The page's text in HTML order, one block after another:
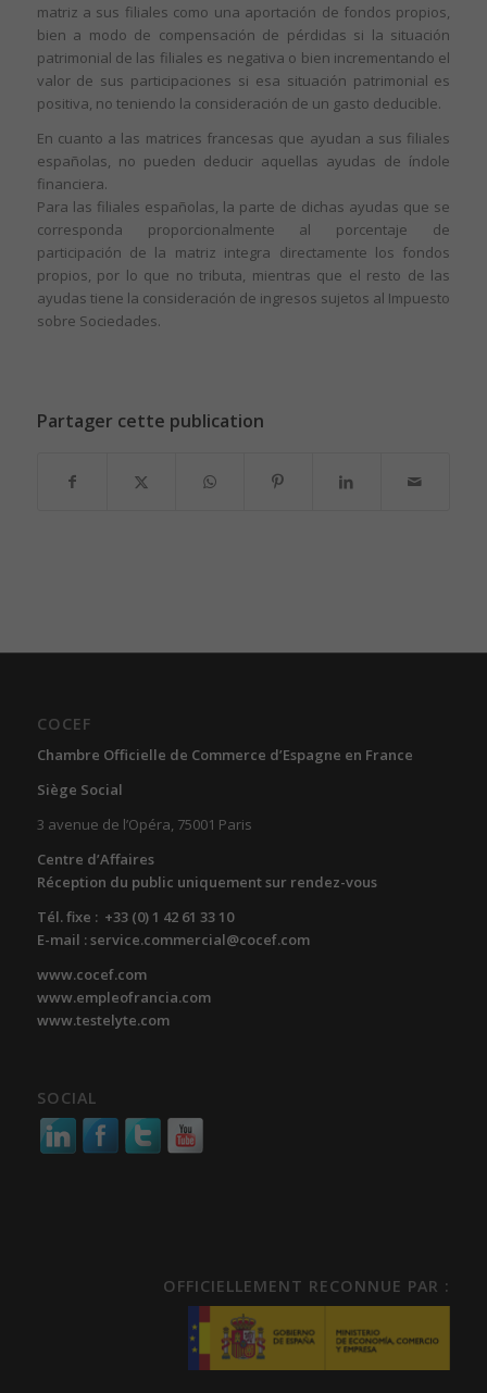
matriz a sus filiales como una aportación de fondos propios,
bien a modo de compensación de pérdidas si la situación
patrimonial de las filiales es negativa o bien incrementando el
valor de sus participaciones si esa situación patrimonial es
positiva, no teniendo la consideración de un gasto deducible.
En cuanto a las matrices francesas que ayudan a sus filiales
españolas, no pueden deducir aquellas ayudas de índole
financiera.
Para las filiales españolas, la parte de dichas ayudas que se
corresponda proporcionalmente al porcentaje de
participación de la matriz integra directamente los fondos
propios, por lo que no tributa, mientras que el resto de las
ayudas tiene la consideración de ingresos sujetos al Impuesto
sobre Sociedades.
Partager cette publication
COCEF
Chambre Officielle de Commerce d’Espagne en France
Siège Social
3 avenue de l’Opéra, 75001 Paris
Centre d’Affaires
Réception du public uniquement sur rendez-vous
Tél. fixe : +33 (0) 1 42 61 33 10
E-mail : service.commercial@cocef.com
www.cocef.com
www.empleofrancia.com
www.testelyte.com
SOCIAL
OFFICIELLEMENT RECONNUE PAR :